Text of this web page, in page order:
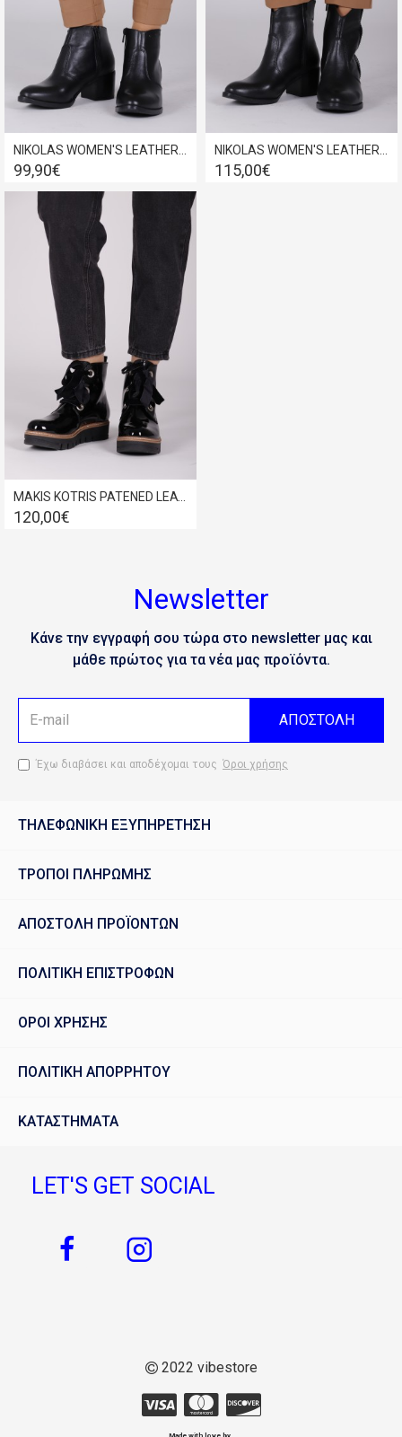
99,90€ 115,00€
120,00€
Newsletter
Κάνε την εγγραφή σου τώρα στο newsletter μας και
μάθε πρώτος για τα νέα μας προϊόντα.
ΑΠΟΣΤΟΛΗ
Έχω διαβάσει και αποδέχομαι τους Όροι χρήσης
ΤΗΛΕΦΩΝΙΚΗ ΕΞΥΠΗΡΕΤΗΣΗ
ΤΡΟΠΟΙ ΠΛΗΡΩΜΗΣ
ΑΠΟΣΤΟΛΗ ΠΡΟΪΟΝΤΩΝ
ΠΟΛΙΤΙΚΗ ΕΠΙΣΤΡΟΦΩΝ
ΟΡΟΙ ΧΡΗΣΗΣ
ΠΟΛΙΤΙΚΗ ΑΠΟΡΡΗΤΟΥ
ΚΑΤΑΣΤΗΜΑΤΑ
LET'S GET SOCIAL
2022 vibestore